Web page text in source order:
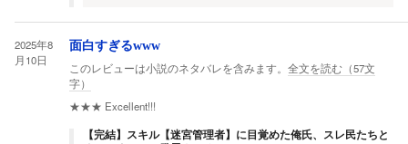
2025年8
月10日
面白すぎるwww
このレビューは小説のネタバレを含みます。 全文を読む（57文
字）
★★★ Excellent!!!
【完結】スキル【迷宮管理者】に目覚めた俺氏、スレ民たちと